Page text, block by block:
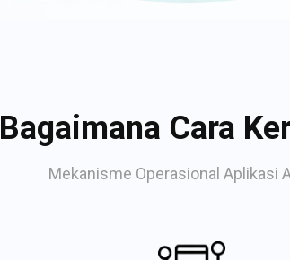
Bagaimana Cara
Mekanisme Operasional Aplikasi